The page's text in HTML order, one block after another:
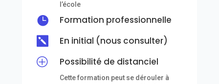
l’école
 Formation professionnelle
 En initial (nous consulter)
P Possibilité de distanciel
Cette formation peut se dérouler à